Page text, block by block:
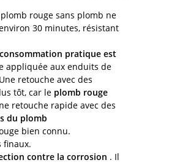
rouge sans plomb ne
30 minutes, résistant
pratique est
appliquée aux enduits de
retouche avec des
tôt, car le plomb rouge
retouche rapide avec des
du plomb
bien connu.
finaux.
contre la corrosion . Il